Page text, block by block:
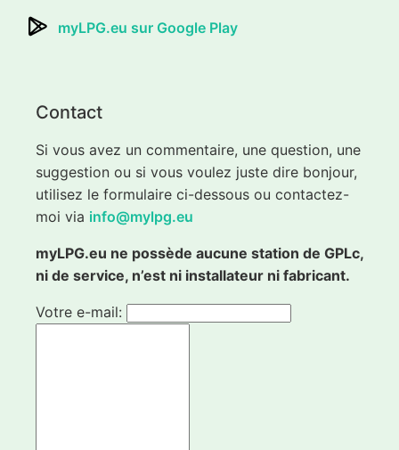
myLPG.eu sur Google Play
Contact
Si vous avez un commentaire, une question, une
suggestion ou si vous voulez juste dire bonjour,
utilisez le formulaire ci-dessous ou contactez-
moi via info@mylpg.eu
myLPG.eu ne possède aucune station de GPLc,
ni de service, n’est ni installateur ni fabricant.
Votre e-mail: